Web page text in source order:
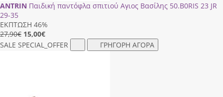
ANTRIN Παιδική παντόφλα σπιτιού Αγιος Βασίλης 50.Β0RΙS 23 JR
29-35
ΕΚΠΤΩΣΗ 46%
27,90€ 15,00€
SALE SPECIAL_OFFER ΓΡΗΓΟΡΗ ΑΓΟΡΑ